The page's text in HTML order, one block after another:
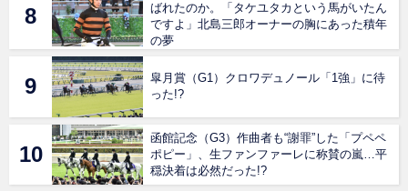
ばれたのか。「タケユタカという馬がいたん
ですよ」北島三郎オーナーの胸にあった積年
の夢
皐月賞（G1）クロワデュノール「1強」に待
った!?
函館記念（G3）作曲者も“謝罪”した「プペペ
ポピー」、生ファンファーレに称賛の嵐…平
穏決着は必然だった!?